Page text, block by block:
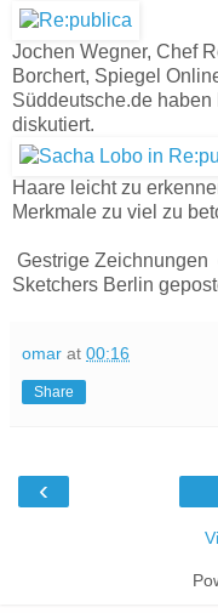
Jochen Wegner, Chef
Borchert, Spiegel
Süddeutsche.de
diskutiert.
Haare leicht zu
Merkmale zu viel zu
Gestrige Zeichnungen
Sketchers Berlin
omar at 00:16
Share
‹